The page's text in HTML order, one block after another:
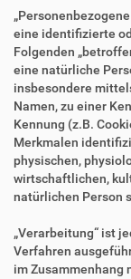
eine identifizierte
Folgenden
eine natürliche
insbesondere
Namen, zu einer
Kennung (z.B.
Merkmalen
physischen,
wirtschaftlichen,
natürlichen Person
„Verarbeitung“ ist
Verfahren
im Zusammenhang